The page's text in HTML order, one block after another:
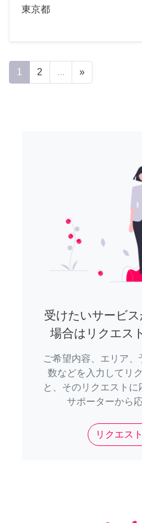
東京都
1 2 ... »
受けたいサービ
場合はリクエス
ご希望内容、エリア
数などを入力してリ
と、そのリクエスト
サポーターから
リクエス